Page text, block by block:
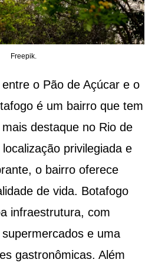
Freepik.
o Pão de Açúcar e o
é um bairro que tem
destaque no Rio de
privilegiada e
o bairro oferece
de vida. Botafogo
infraestrutura, com
e uma
gastronômicas. Além